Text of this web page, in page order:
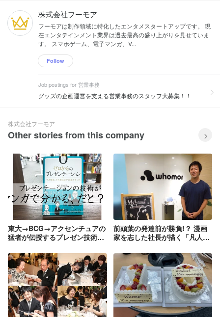
株式会社フーモア
フーモアは制作領域に特化したエンタメスタートアップです。 現
在エンタテインメント業界は過去最高の盛り上がりを見せていま
す。 スマホゲーム、電子マンガ、V...
Follow
Job postings for 営業事務
グッズの企画運営を支える営業事務のスタッフ大募集！！
株式会社フーモア
Other stories from this company
東大→BCG→アクセンチュアの
猛者が伝授するプレゼン技術！
理由
前頭葉の発達前が勝負!？ 漫画
家を志した社長が描く「凡人の